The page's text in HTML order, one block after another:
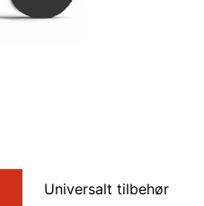
Universalt tilbehør